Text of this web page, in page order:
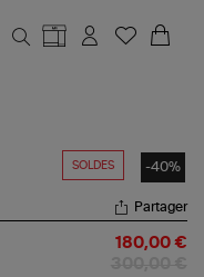
SOLDES -40%
Partager
180,00 €